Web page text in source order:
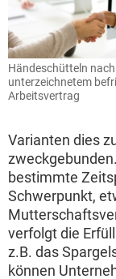
Händeschütteln nach
unterzeichnetem
Arbeitsvertrag
Varianten dies
bestimmte
Schwerpunkt,
verfolgt die
z.B. das
können